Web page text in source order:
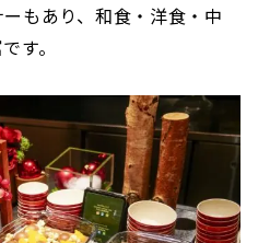
もあり、和食・洋食・中
す。